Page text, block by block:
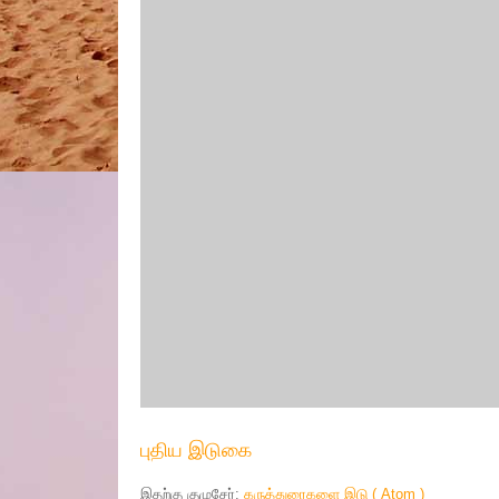
புதிய இடுகை
இதற்கு குழுசேர்: கருத்துரைகளை இடு ( Atom )